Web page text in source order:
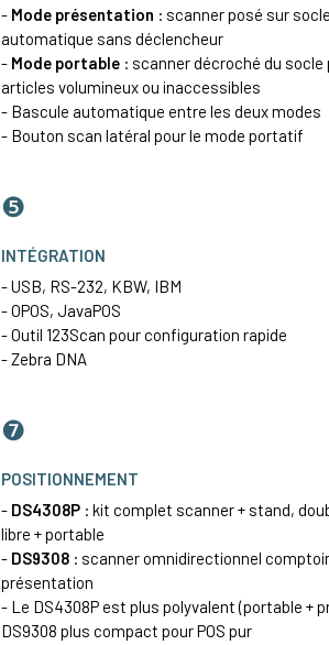
- Mode présentation : scanner posé sur
automatique sans déclencheur
- Mode portable : scanner décroché du socle
articles volumineux ou inaccessibles
- Bascule automatique entre les deux modes
- Bouton scan latéral pour le mode portatif
❺
INTÉGRATION
- USB, RS-232, KBW, IBM
- OPOS, JavaPOS
- Outil 123Scan pour configuration rapide
- Zebra DNA
❼
POSITIONNEMENT
- DS4308P : kit complet scanner + stand,
libre + portable
- DS9308 : scanner omnidirectionnel
présentation
- Le DS4308P est plus polyvalent (portable +
DS9308 plus compact pour POS pur